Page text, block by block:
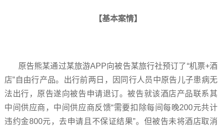
【基本案情】
原告熊某通过某旅游APP向被告某旅行社预订了“机票+酒
店”自由行产品。出行前两日，因同行人员中原告儿子患病无
法出行，原告遂向被告申请退订。被告就该酒店产品联系其
中间供应商，中间供应商反馈“需要扣除每间每晚200元共计
违约金800元，去申请且不保证结果”。但被告未将酒店取消